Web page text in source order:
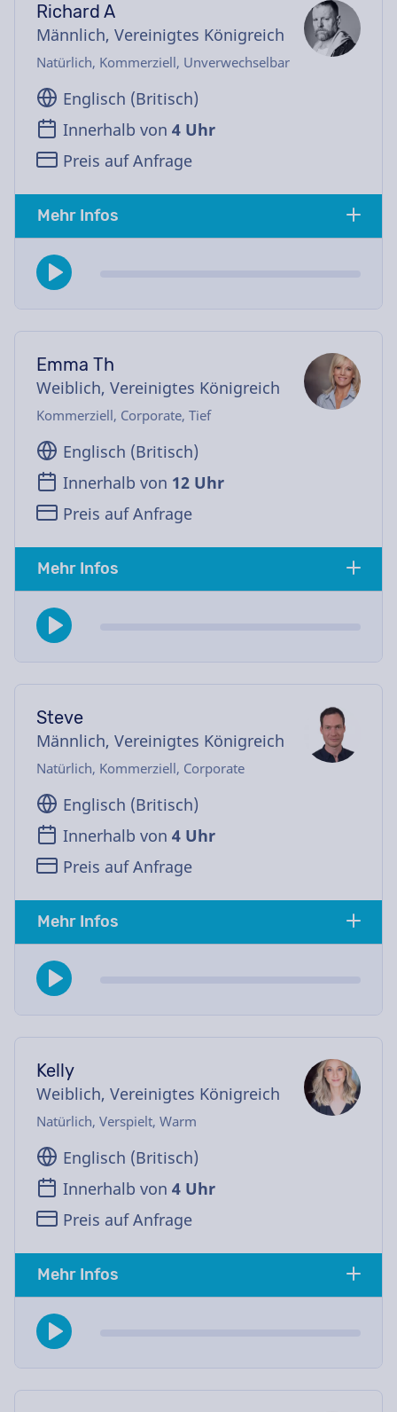
Richard A
Männlich, Vereinigtes Königreich
Natürlich, Kommerziell, Unverwechselbar
Englisch (Britisch)
Innerhalb von 4 Uhr
Preis auf Anfrage
Mehr Infos
Emma Th
Weiblich, Vereinigtes Königreich
Kommerziell, Corporate, Tief
Englisch (Britisch)
Innerhalb von 12 Uhr
Preis auf Anfrage
Mehr Infos
Steve
Männlich, Vereinigtes Königreich
Natürlich, Kommerziell, Corporate
Englisch (Britisch)
Innerhalb von 4 Uhr
Preis auf Anfrage
Mehr Infos
Kelly
Weiblich, Vereinigtes Königreich
Natürlich, Verspielt, Warm
Englisch (Britisch)
Innerhalb von 4 Uhr
Preis auf Anfrage
Mehr Infos